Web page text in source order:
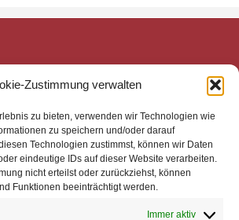
Zustimmung verwalten
zu bieten, verwenden wir Technologien wie
zu speichern und/oder darauf
Technologien zustimmst, können wir Daten
eindeutige IDs auf dieser Website verarbeiten.
nicht erteilst oder zurückziehst, können
Funktionen beeinträchtigt werden.
Immer aktiv
Communikations-Gesellschaft mbH
32800